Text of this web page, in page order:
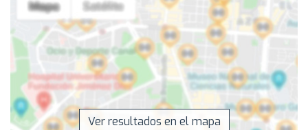
Ver resultados en el mapa